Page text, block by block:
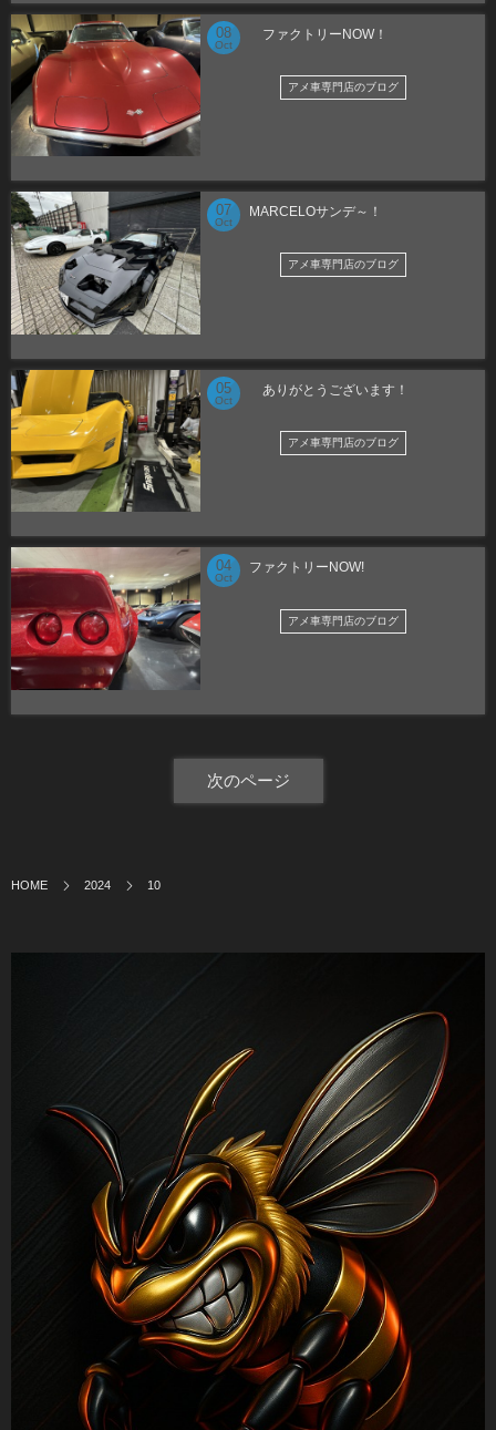
08
Oct
ファクトリーNOW！
アメ車専門店のブログ
07
Oct
MARCELOサンデ～！
アメ車専門店のブログ
05
Oct
ありがとうございます！
アメ車専門店のブログ
04
Oct
ファクトリーNOW!
アメ車専門店のブログ
次のページ
HOME 2024 10